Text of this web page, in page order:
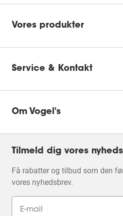
Vores produkter
Service & Kontakt
Om Vogel's
Tilmeld dig vores
Få rabatter og tilbud som den
vores nyhedsbrev.